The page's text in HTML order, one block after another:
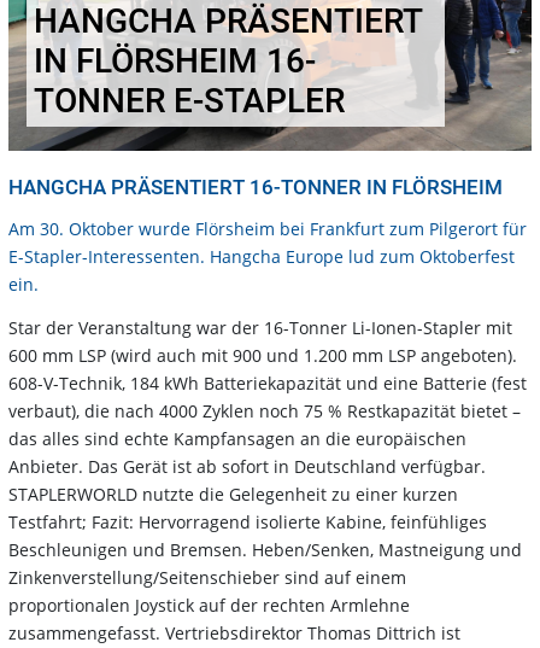
HANGCHA PRÄSENTIERT
IN FLÖRSHEIM 16-
TONNER E-STAPLER
HANGCHA PRÄSENTIERT 16-TONNER IN FLÖRSHEIM
Am 30. Oktober wurde Flörsheim bei Frankfurt zum Pilgerort für
E-Stapler-Interessenten. Hangcha Europe lud zum Oktoberfest
ein.
Star der Veranstaltung war der 16-Tonner Li-Ionen-Stapler mit
600 mm LSP (wird auch mit 900 und 1.200 mm LSP angeboten).
608-V-Technik, 184 kWh Batteriekapazität und eine Batterie (fest
verbaut), die nach 4000 Zyklen noch 75 % Restkapazität bietet –
das alles sind echte Kampfansagen an die europäischen
Anbieter. Das Gerät ist ab sofort in Deutschland verfügbar.
STAPLERWORLD nutzte die Gelegenheit zu einer kurzen
Testfahrt; Fazit: Hervorragend isolierte Kabine, feinfühliges
Beschleunigen und Bremsen. Heben/Senken, Mastneigung und
Zinkenverstellung/Seitenschieber sind auf einem
proportionalen Joystick auf der rechten Armlehne
zusammengefasst. Vertriebsdirektor Thomas Dittrich ist